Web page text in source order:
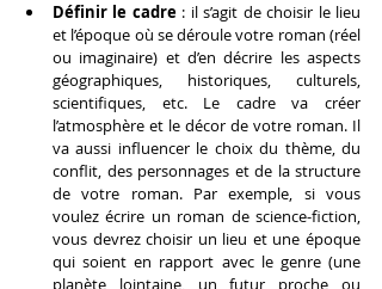
Définir le cadre : il s’agit de choisir le lieu
et l’époque où se déroule votre roman (réel
ou imaginaire) et d’en décrire les aspects
géographiques, historiques, culturels,
scientifiques, etc. Le cadre va créer
l’atmosphère et le décor de votre roman. Il
va aussi influencer le choix du thème, du
conflit, des personnages et de la structure
de votre roman. Par exemple, si vous
voulez écrire un roman de science-fiction,
vous devrez choisir un lieu et une époque
qui soient en rapport avec le genre (une
planète lointaine, un futur proche ou